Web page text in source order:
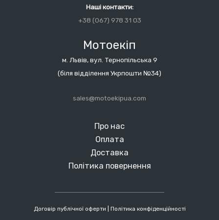
Наші контакти:
+38 (067) 978 31 03
Мотоекіп
м. Львів, вул. Тернопільська 9
(біля відділення Укрпошти №34)
sales@motoekipua.com
Про нас
Оплата
Доставка
Політика повернення
Договір публічної оферти Політика конфіденційності